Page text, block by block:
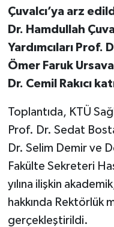
Çuvalcı’ya arz
Dr. Hamdullah
Yardımcıları Prof.
Ömer Faruk
Dr. Cemil Rakıcı
Toplantıda, KTÜ
Prof. Dr. Sedat
Dr. Selim Demir ve
Fakülte Sekreteri
yılına ilişkin
hakkında Rektörlük
gerçekleştirildi.